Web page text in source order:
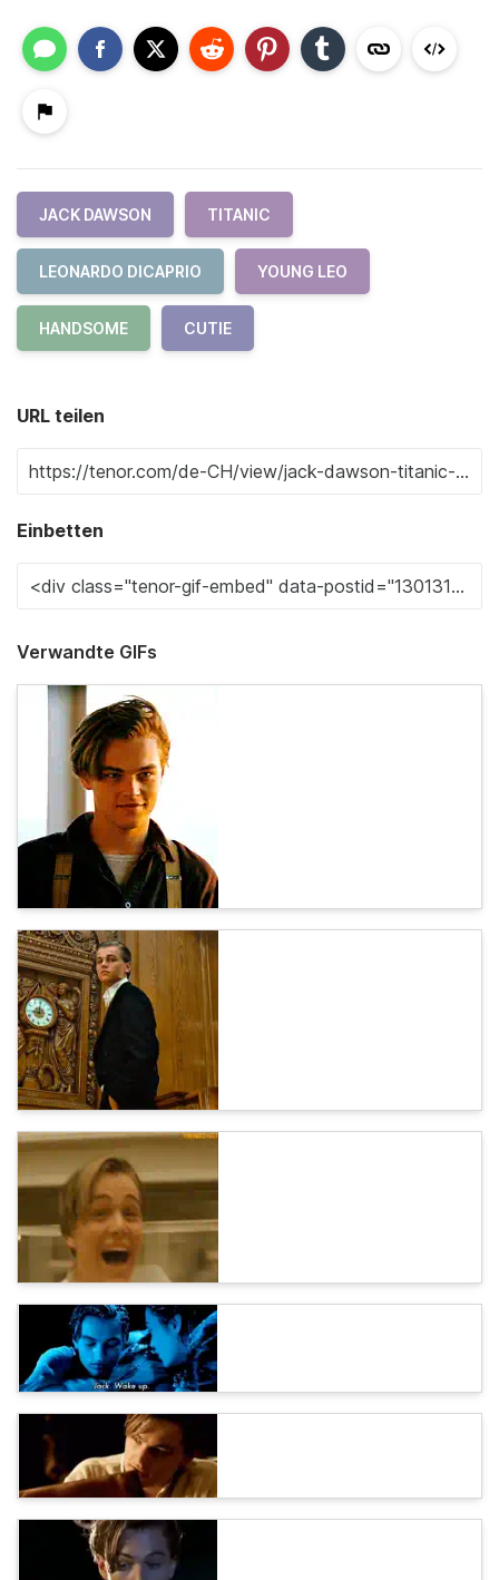
JACK DAWSON TITANIC
LEONARDO DICAPRIO YOUNG LEO
HANDSOME CUTIE
URL teilen
Einbetten
Verwandte GIFs